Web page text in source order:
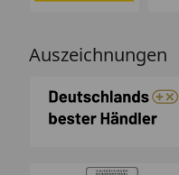
Auszeichnungen